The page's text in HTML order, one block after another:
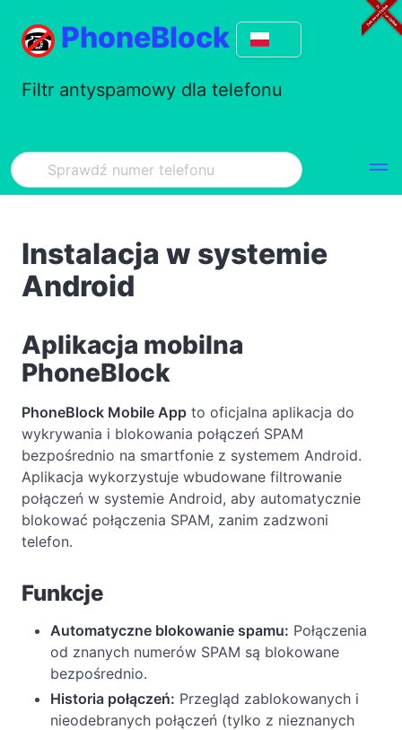
PhoneBlock
Filtr antyspamowy dla telefonu
Instalacja w systemie
Android
Aplikacja mobilna
PhoneBlock
PhoneBlock Mobile App to oficjalna aplikacja do
wykrywania i blokowania połączeń SPAM
bezpośrednio na smartfonie z systemem Android.
Aplikacja wykorzystuje wbudowane filtrowanie
połączeń w systemie Android, aby automatycznie
blokować połączenia SPAM, zanim zadzwoni
telefon.
Funkcje
Automatyczne blokowanie spamu: Połączenia
od znanych numerów SPAM są blokowane
bezpośrednio.
Historia połączeń: Przegląd zablokowanych i
nieodebranych połączeń (tylko z nieznanych